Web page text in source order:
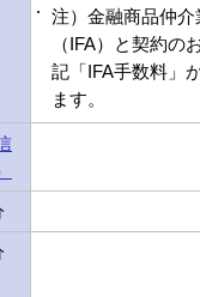
注）金融商品仲介
（IFA）と契約の
記「IFA手数料」
ます。